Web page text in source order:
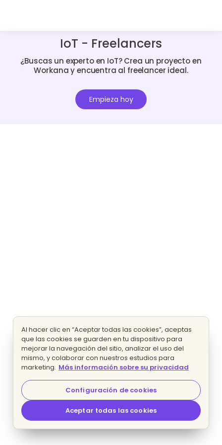
IoT - Freelancers
¿Buscas un experto en IoT? Crea un proyecto en
Workana y encuentra al freelancer ideal.
Empieza hoy
Al hacer clic en “Aceptar todas las cookies”, aceptas
que las cookies se guarden en tu dispositivo para
mejorar la navegación del sitio, analizar el uso del
mismo, y colaborar con nuestros estudios para
marketing. Más información sobre su privacidad
Configuración de cookies
Aceptar todas las cookies